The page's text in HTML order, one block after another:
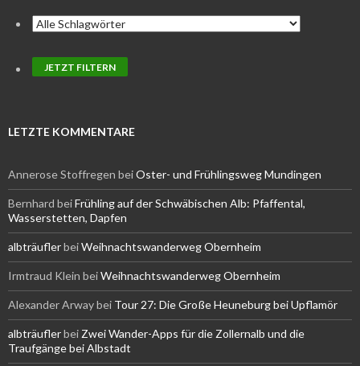
LETZTE KOMMENTARE
Annerose Stoffregen beiOster- und Frühlingsweg Mundingen
Bernhard beiFrühling auf der Schwäbischen Alb: Pfaffental,
Wasserstetten, Dapfen
albträuflerbeiWeihnachtswanderweg Obernheim
Irmtraud Klein beiWeihnachtswanderweg Obernheim
Alexander Arwaybei Tour 27: Die Große Heuneburg bei Upflamör
albträuflerbei Zwei Wander-Apps für die Zollernalb und die
Traufgänge bei Albstadt